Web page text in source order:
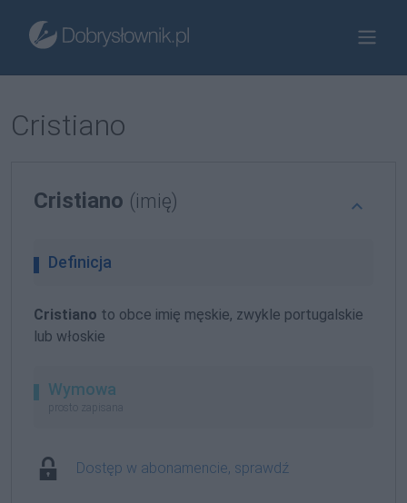
Cristiano
Cristiano (imię)
Definicja
Cristiano to obce imię męskie, zwykle portugalskie
lub włoskie
Wymowa
prosto zapisana
Dostęp w abonamencie, sprawdź